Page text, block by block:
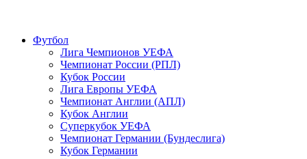
Футбол
Лига Чемпионов УЕФА
Чемпионат России (РПЛ)
Кубок России
Лига Европы УЕФА
Чемпионат Англии (АПЛ)
Кубок Англии
Суперкубок УЕФА
Чемпионат Германии (Бундеслига)
Кубок Германии